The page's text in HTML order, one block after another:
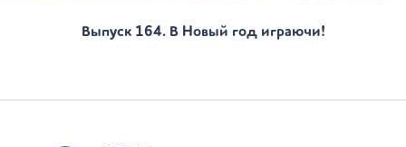
Выпуск 164. В Новый год играючи!